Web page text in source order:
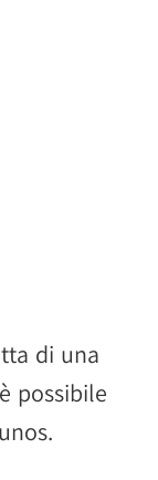
di una
possibile